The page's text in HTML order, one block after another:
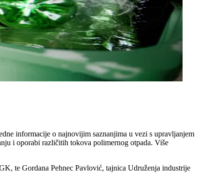
informacije o najnovijim saznanjima u vezi s upravljanjem
i oporabi različitih tokova polimernog otpada. Više
te Gordana Pehnec Pavlović, tajnica Udruženja industrije